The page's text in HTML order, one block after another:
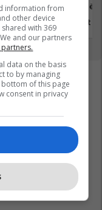
Prishtinë
5 Gusht
information from
other device
with 369
and our partners
data on the basis
to by managing
of this page
consent in privacy